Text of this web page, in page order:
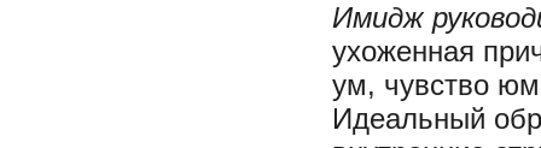
Имидж
ухоженная
ум, чувство
Идеальный